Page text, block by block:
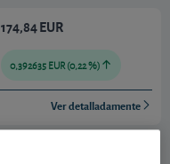
174,84 EUR
0,392635 EUR (0,22 %)
Ver detalladamente